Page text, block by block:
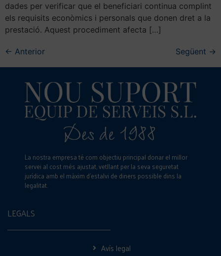
dades per verificar que el beneficiari continua complint
els requisits econòmics i personals que donen dret a la
prestació. Aquest procediment afecta […]
← Anterior Següent →
La nostra empresa té com objectiu principal donar el millor
servei al cost més ajustat, vetllant per la seva seguretat
jurídica amb el màxim d’estalvi de diners possible dins la
legalitat.
LEGALS
Avís legal